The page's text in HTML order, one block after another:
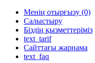
Менің отырғызу (0)
Салыстыру
Біздің қызметтеріміз
text_tarif
Сайттағы жарнама
text_faq